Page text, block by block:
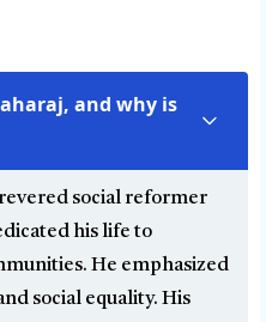
and why is
revered social reformer
his life to
He emphasized
social equality. His